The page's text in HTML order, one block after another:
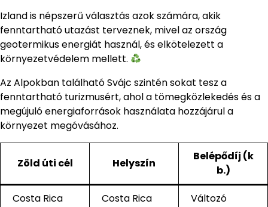
Izland is népszerű választás azok számára, akik
fenntartható utazást terveznek, mivel az ország
geotermikus energiát használ, és elkötelezett a
környezetvédelem mellett.
Az Alpokban található Svájc szintén sokat tesz a
fenntartható turizmusért, ahol a tömegközlekedés és a
megújuló energiaforrások használata hozzájárul a
környezet megóvásához.
Zöld úti cél Helyszín
Belépődíj (k
b.)
Costa Rica Costa Rica
Változó